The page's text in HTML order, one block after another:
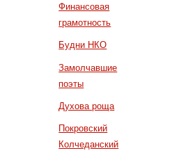
Финансовая
грамотность
Будни НКО
Замолчавшие
поэты
Духова роща
Покровский
Колчеданский